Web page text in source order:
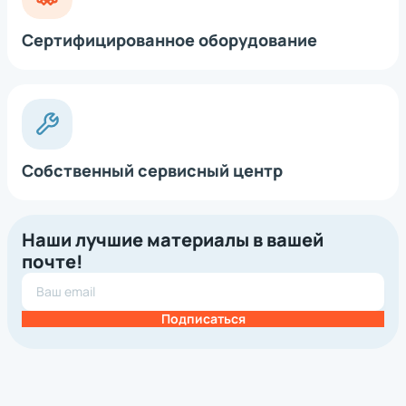
Сертифицированное оборудование
Собственный сервисный центр
Наши лучшие материалы в вашей
почте!
Подписаться